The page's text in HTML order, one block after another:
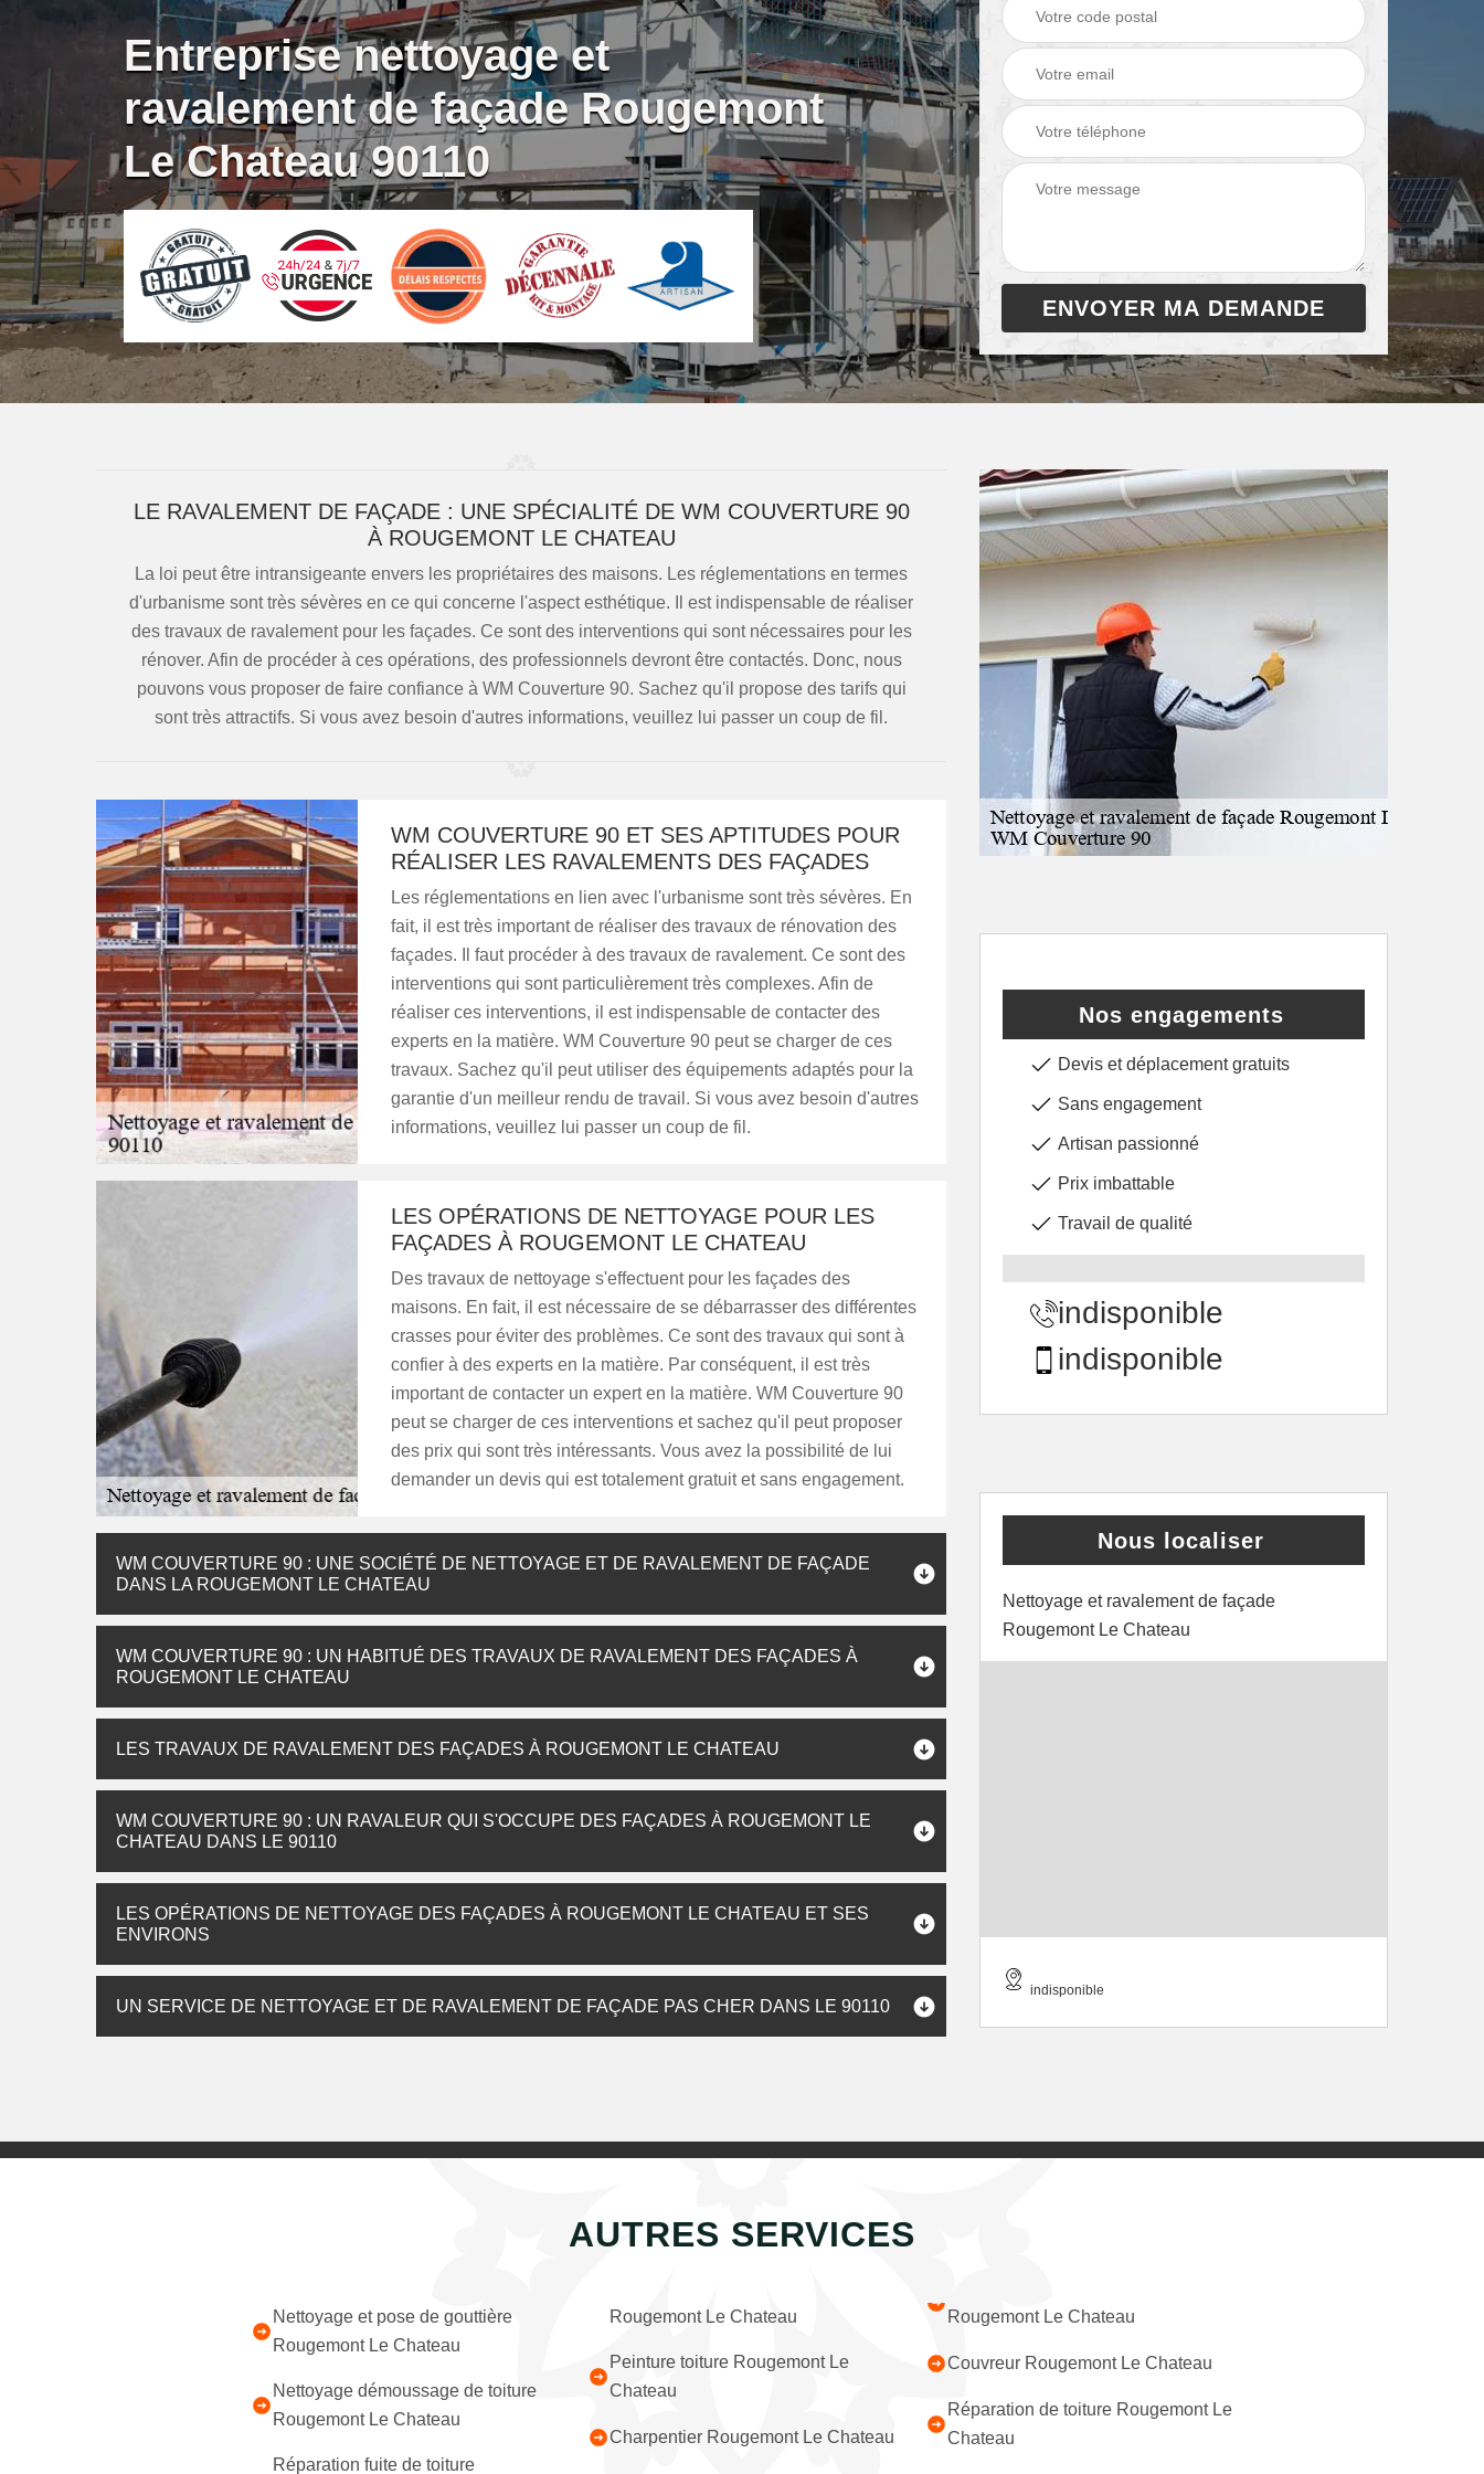
Entreprise nettoyage et
ravalement de façade Rougemont
Le Chateau 90110
LE RAVALEMENT DE FAÇADE : UNE SPÉCIALITÉ DE WM COUVERTURE 90
À ROUGEMONT LE CHATEAU
La loi peut être intransigeante envers les propriétaires des maisons. Les réglementations en termes
d'urbanisme sont très sévères en ce qui concerne l'aspect esthétique. Il est indispensable de réaliser
des travaux de ravalement pour les façades. Ce sont des interventions qui sont nécessaires pour les
rénover. Afin de procéder à ces opérations, des professionnels devront être contactés. Donc, nous
pouvons vous proposer de faire confiance à WM Couverture 90. Sachez qu'il propose des tarifs qui
sont très attractifs. Si vous avez besoin d'autres informations, veuillez lui passer un coup de fil.
WM COUVERTURE 90 ET SES APTITUDES POUR
RÉALISER LES RAVALEMENTS DES FAÇADES
Les réglementations en lien avec l'urbanisme sont très sévères. En
fait, il est très important de réaliser des travaux de rénovation des
façades. Il faut procéder à des travaux de ravalement. Ce sont des
interventions qui sont particulièrement très complexes. Afin de
réaliser ces interventions, il est indispensable de contacter des
experts en la matière. WM Couverture 90 peut se charger de ces
travaux. Sachez qu'il peut utiliser des équipements adaptés pour la
garantie d'un meilleur rendu de travail. Si vous avez besoin d'autres
informations, veuillez lui passer un coup de fil.
LES OPÉRATIONS DE NETTOYAGE POUR LES
FAÇADES À ROUGEMONT LE CHATEAU
Des travaux de nettoyage s'effectuent pour les façades des
maisons. En fait, il est nécessaire de se débarrasser des différentes
crasses pour éviter des problèmes. Ce sont des travaux qui sont à
confier à des experts en la matière. Par conséquent, il est très
important de contacter un expert en la matière. WM Couverture 90
peut se charger de ces interventions et sachez qu'il peut proposer
des prix qui sont très intéressants. Vous avez la possibilité de lui
demander un devis qui est totalement gratuit et sans engagement.
WM COUVERTURE 90 : UNE SOCIÉTÉ DE NETTOYAGE ET DE RAVALEMENT DE FAÇADE
DANS LA ROUGEMONT LE CHATEAU
WM COUVERTURE 90 : UN HABITUÉ DES TRAVAUX DE RAVALEMENT DES FAÇADES À
ROUGEMONT LE CHATEAU
LES TRAVAUX DE RAVALEMENT DES FAÇADES À ROUGEMONT LE CHATEAU
WM COUVERTURE 90 : UN RAVALEUR QUI S'OCCUPE DES FAÇADES À ROUGEMONT LE
CHATEAU DANS LE 90110
LES OPÉRATIONS DE NETTOYAGE DES FAÇADES À ROUGEMONT LE CHATEAU ET SES
ENVIRONS
UN SERVICE DE NETTOYAGE ET DE RAVALEMENT DE FAÇADE PAS CHER DANS LE 90110
Nos engagements
Devis et déplacement gratuits
Sans engagement
Artisan passionné
Prix imbattable
Travail de qualité
indisponible
indisponible
Nous localiser
Nettoyage et ravalement de façade
Rougemont Le Chateau
indisponible
AUTRES SERVICES
Nettoyage et pose de gouttière
Rougemont Le Chateau
Nettoyage démoussage de toiture
Rougemont Le Chateau
Réparation fuite de toiture
Rougemont Le Chateau
Peinture toiture Rougemont Le
Chateau
Charpentier Rougemont Le Chateau
Rougemont Le Chateau
Couvreur Rougemont Le Chateau
Réparation de toiture Rougemont Le
Chateau